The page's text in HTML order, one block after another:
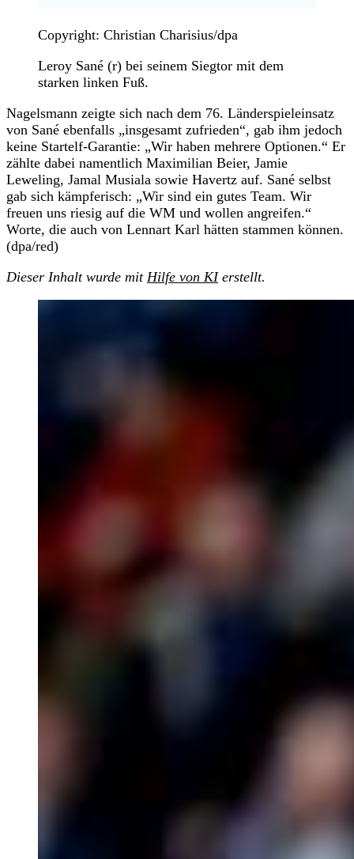
Copyright: Christian Charisius/dpa
Leroy Sané (r) bei seinem Siegtor mit dem
starken linken Fuß.
Nagelsmann zeigte sich nach dem 76. Länderspieleinsatz
von Sané ebenfalls „insgesamt zufrieden“, gab ihm jedoch
keine Startelf-Garantie: „Wir haben mehrere Optionen.“ Er
zählte dabei namentlich Maximilian Beier, Jamie
Leweling, Jamal Musiala sowie Havertz auf. Sané selbst
gab sich kämpferisch: „Wir sind ein gutes Team. Wir
freuen uns riesig auf die WM und wollen angreifen.“
Worte, die auch von Lennart Karl hätten stammen können.
(dpa/red)
Dieser Inhalt wurde mit Hilfe von KIerstellt.